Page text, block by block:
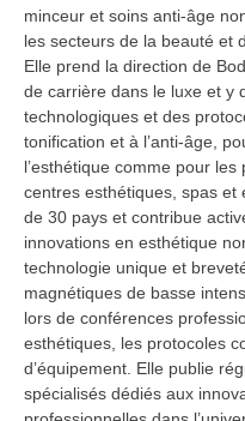
minceur et soins anti-âge
les secteurs de la beauté et
Elle prend la direction de
de carrière dans le luxe et y
technologiques et des
tonification et à l’anti-âge,
l’esthétique comme pour
centres esthétiques, spas et
de 30 pays et contribue
innovations en esthétique
technologie unique et
magnétiques de basse
lors de conférences
esthétiques, les protocoles
d’équipement. Elle publie
spécialisés dédiés aux